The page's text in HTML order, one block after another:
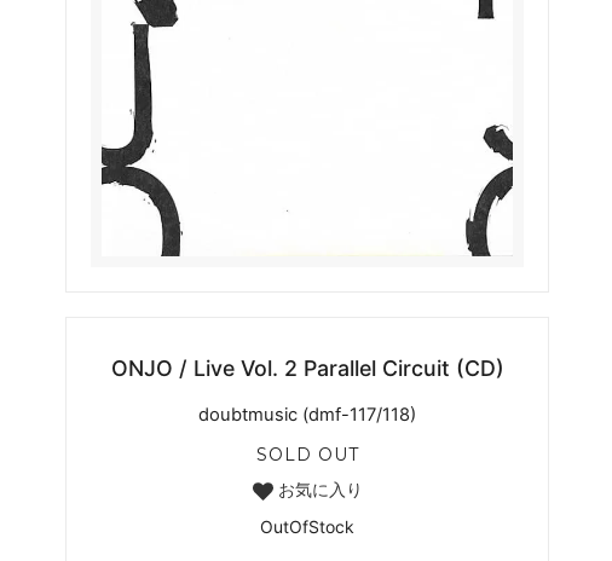
ONJO / Live Vol. 2 Parallel Circuit (CD)
doubtmusic (dmf-117/118)
SOLD OUT
お気に入り
OutOfStock